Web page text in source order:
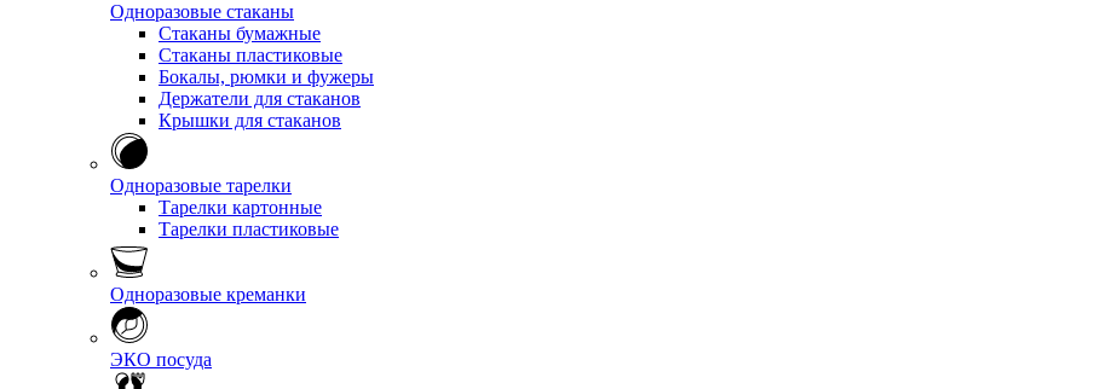
Одноразовые стаканы
Стаканы бумажные
Стаканы пластиковые
Бокалы, рюмки и фужеры
Держатели для стаканов
Крышки для стаканов
Одноразовые тарелки
Тарелки картонные
Тарелки пластиковые
Одноразовые креманки
ЭКО посуда